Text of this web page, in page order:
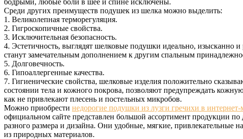
Среди других преимуществ подушек из шелка можно выделить:
1. Великолепная терморегуляция.
2. Гигроскопичные свойства.
3. Исключительная безопасность.
4. Эстетичность, выглядят шелковые подушки идеально, изысканно
станут замечательным дополнением к другим спальным
5. Долговечность.
6. Гипоаллергенные качества.
7. Гигиенические свойства, шелковые изделия положительно
состоянии тела и кожного покрова, позволяют предупреждать
как не привлекают плесень и постельных микробов.
Можно приобрести недорогие подушки из лузги гречихи в интернет-
официальном сайте представлен большой ассортимент продукции по
разного размера и дизайна. Они удобные, мягкие, привлекательные
из природных материалов.